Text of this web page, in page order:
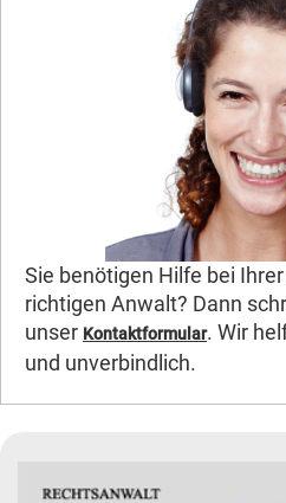
Sie benötigen Hilfe bei
richtigen Anwalt? Dann
unser Kontaktformular. Wir
und unverbindlich.